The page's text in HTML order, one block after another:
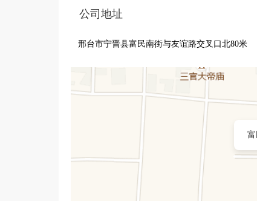
公司地址
邢台市宁晋县富民南街与友谊路交叉口北80米